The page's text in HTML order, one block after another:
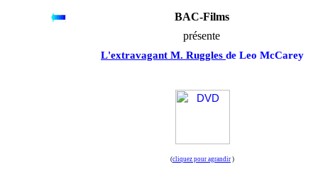
(cliquez pour agrandir )
BAC-Films
présente
L'extravagant M. Ruggles de Leo McCarey